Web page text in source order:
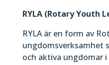
RYLA (Rotary Youth
RYLA är en form av
ungdomsverksamhet
och aktiva ungdomar